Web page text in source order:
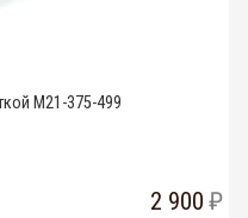
M21-375-499
2 900